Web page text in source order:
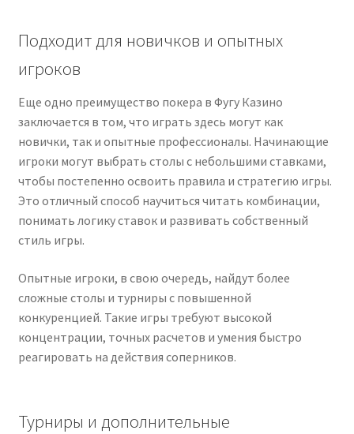
Подходит для новичков и опытных
игроков
Еще одно преимущество покера в Фугу Казино
заключается в том, что играть здесь могут как
новички, так и опытные профессионалы. Начинающие
игроки могут выбрать столы с небольшими ставками,
чтобы постепенно освоить правила и стратегию игры.
Это отличный способ научиться читать комбинации,
понимать логикуставок и развивать собственный
стиль игры.
Опытные игроки, в свою очередь, найдут более
сложные столы и турниры с повышенной
конкуренцией. Такие игры требуют высокой
концентрации, точных расчетов и умения быстро
реагировать на действия соперников.
Турниры и дополнительные